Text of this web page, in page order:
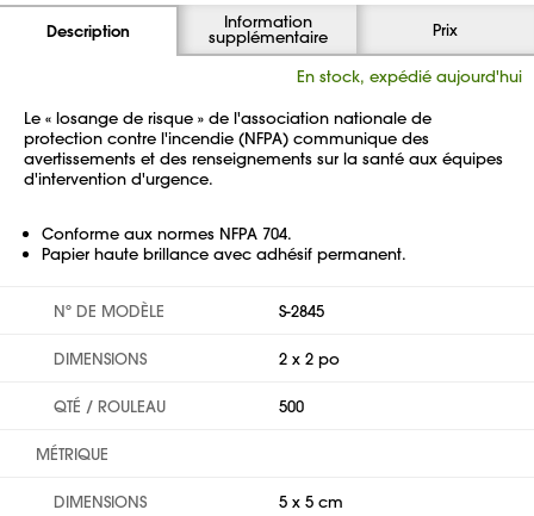
Description Information
supplémentaire Prix
En stock, expédié aujourd'hui
Le « losange de risque » de l'association nationale de
protection contre l'incendie (NFPA) communique des
avertissements et des renseignements sur la santé aux équipes
d'intervention d'urgence.
Conforme aux normes NFPA 704.
Papier haute brillance avec adhésif permanent.
Nº DE MODÈLE S-2845
DIMENSIONS 2 x 2 po
QTÉ / ROULEAU 500
MÉTRIQUE
DIMENSIONS 5 x 5 cm